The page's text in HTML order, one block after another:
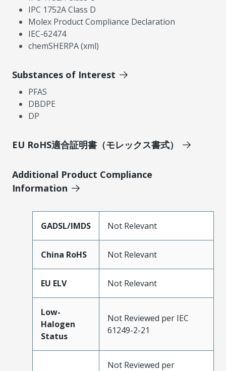
IPC 1752A Class D
Molex Product Compliance Declaration
IEC-62474
chemSHERPA (xml)
Substances of Interest
PFAS
DBDPE
DP
EU RoHS適合証明書（モレックス書式）
Additional Product Compliance
Information
GADSL/IMDS Not Relevant
China RoHS Not Relevant
EU ELV Not Relevant
Low-
Halogen
Status
Not Reviewed per IEC
61249-2-21
Not Reviewed per